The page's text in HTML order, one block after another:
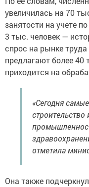
увеличилась на 70
занятости на учете
3 тыс. человек —
спрос на рынке
предлагают более 40
приходится на
«Сегодня
отметила
Она также